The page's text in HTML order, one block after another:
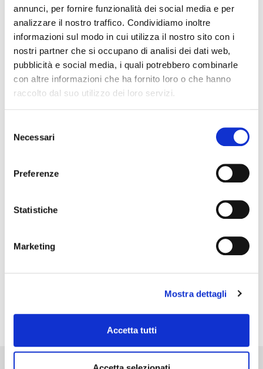
annunci, per fornire funzionalità dei social media e per
analizzare il nostro traffico. Condividiamo inoltre
informazioni sul modo in cui utilizza il nostro sito con i
nostri partner che si occupano di analisi dei dati web,
pubblicità e social media, i quali potrebbero combinarle
con altre informazioni che ha fornito loro o che hanno
raccolto dal suo utilizzo dei loro servizi.
delNecessari
Preferenze
Statistiche
Marketing
Mostra dettagli
Accetta tutti
ACTIVITY
A sale transaction linked to a commercial
contract and based on put & call options
with the aim to maximize the value of the
seller conditioned to the achieve of
predefined results was set up
Categorie Esperienze
Business unit sale – pharmaceutical sector
Network